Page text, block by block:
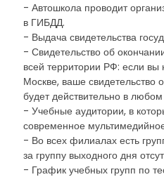
- Автошкола проводит
в ГИБДД.
- Выдача свидетельства
- Свидетельство об
всей территории РФ: если вы
Москве, ваше свидетельство
будет действительно в
- Учебные аудитории, в
современное
- Во всех филиалах есть
за группу выходного дня
- График учебных групп по